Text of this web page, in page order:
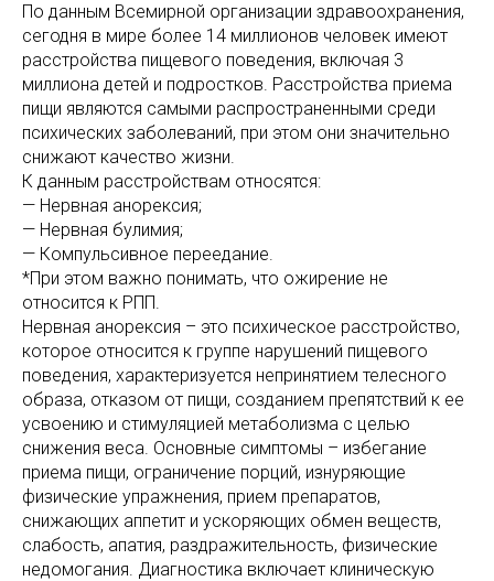
По данным Всемирной организации здравоохранения,
сегодня в мире более 14 миллионов человек имеют
расстройства пищевого поведения, включая 3
миллиона детей и подростков. Расстройства приема
пищи являются самыми распространенными среди
психических заболеваний, при этом они значительно
снижают качество жизни.
К данным расстройствам относятся:
— Нервная анорексия;
— Нервная булимия;
— Компульсивное переедание.
*При этом важно понимать, что ожирение не
относится к РПП.
Нервная анорексия – это психическое расстройство,
которое относится к группе нарушений пищевого
поведения, характеризуется непринятием телесного
образа, отказом от пищи, созданием препятствий к ее
усвоению и стимуляцией метаболизма с целью
снижения веса. Основные симптомы – избегание
приема пищи, ограничение порций, изнуряющие
физические упражнения, прием препаратов,
снижающих аппетит и ускоряющих обмен веществ,
слабость, апатия, раздражительность, физические
недомогания. Диагностика включает клиническую